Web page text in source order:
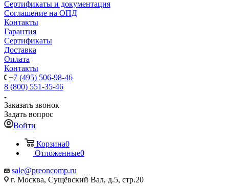
Сертификаты и документация
Соглашение на ОПД
Контакты
Гарантия
Сертификаты
Доставка
Оплата
Контакты
+7 (495) 506-98-46
8 (800) 551-35-46
Заказать звонок
Задать вопрос
Войти
Корзина0
Отложенные0
sale@preoncomp.ru
г. Москва, Сущёвский Вал, д.5, стр.20